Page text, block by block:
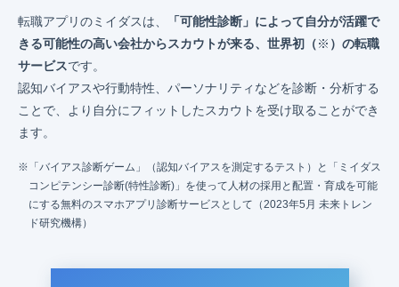
転職アプリのミイダスは、
「可能性診断」によって自分が活躍で
きる可能性の高い会社からスカウトが来る、世界初（※ ）の転職
サービスです。
認知バイアスや行動特性、パーソナリティなどを診断・分析する
ことで、より自分にフィットしたスカウトを受け取ることができ
ます。
「バイアス診断ゲーム」（認知バイアスを測定するテスト）と「ミイダス
コンピテンシー診断(特性診断)」を使って人材の採用と配置・育成を可能
にする無料のスマホアプリ診断サービスとして（2023年5月 未来トレン
ド研究機構）